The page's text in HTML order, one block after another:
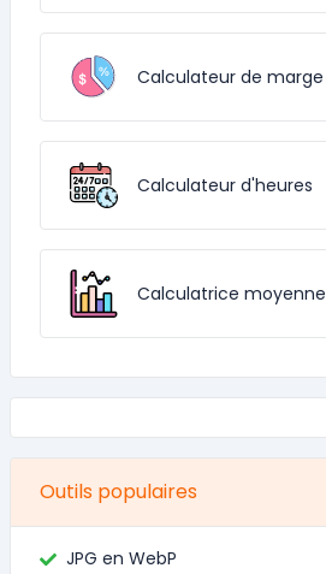
Calculateur de marge
Calculateur d'heures
Calculatrice moyenne
Outils populaires
JPG en WebP